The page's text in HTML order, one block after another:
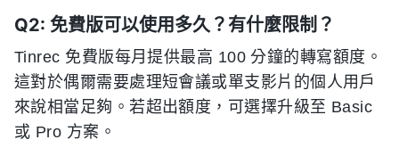
Q2: 免費版可以使用多久？有什麼限制？
Tinrec 免費版每月提供最高 100 分鐘的轉寫額度。
這對於偶爾需要處理短會議或單支影片的個人用戶
來說相當足夠。若超出額度，可選擇升級至 Basic
或 Pro 方案。